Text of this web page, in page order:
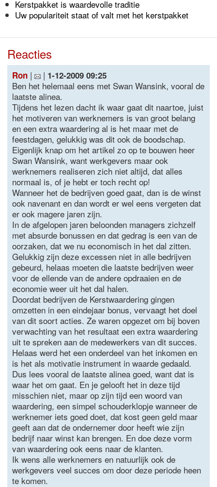
Kerstpakket is waardevolle traditie
Uw populariteit staat of valt met het kerstpakket
Reacties
Ron | | 1-12-2009 09:25
Ben het helemaal eens met Swan Wansink, vooral de
laatste alinea.
Tijdens het lezen dacht ik waar gaat dit naartoe, juist
het motiveren van werknemers is van groot belang
en een extra waardering al is het maar met de
feestdagen, gelukkig was dit ook de boodschap.
Eigenlijk knap om het artikel zo op te bouwen heer
Swan Wansink, want werkgevers maar ook
werknemers realiseren zich niet altijd, dat alles
normaal is, of je hebt er toch recht op!
Wanneer het de bedrijven goed gaat, dan is de winst
ook navenant en dan wordt er wel eens vergeten dat
er ook magere jaren zijn.
In de afgelopen jaren beloonden managers zichzelf
met absurde bonussen en dat gedrag is een van de
oorzaken, dat we nu economisch in het dal zitten.
Gelukkig zijn deze excessen niet in alle bedrijven
gebeurd, helaas moeten die laatste bedrijven weer
voor de ellende van de andere opdraaien en de
economie weer uit het dal halen.
Doordat bedrijven de Kerstwaardering gingen
omzetten in een eindejaar bonus, vervaagt het doel
van dit soort acties. Ze waren opgezet om bij boven
verwachting van het resultaat een extra waardering
uit te spreken aan de medewerkers van dit succes.
Helaas werd het een onderdeel van het inkomen en
is het als motivatie instrument in waarde gedaald.
Dus lees vooral de laatste alinea goed, want dat is
waar het om gaat. En je gelooft het in deze tijd
misschien niet, maar op zijn tijd een woord van
waardering, een simpel schouderklopje wanneer de
werknemer iets goed doet, dat kost geen geld maar
geeft aan dat de ondernemer door heeft wie zijn
bedrijf naar winst kan brengen. En doe deze vorm
van waardering ook eens naar de klanten.
Ik wens alle werknemers en natuurlijk ook de
werkgevers veel succes om door deze periode heen
te komen.